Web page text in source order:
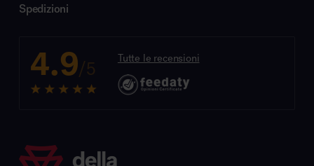
Spedizioni
4.9/5 Tutte le recensioni